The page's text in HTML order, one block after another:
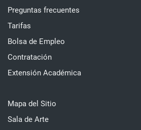
Preguntas frecuentes
Tarifas
Bolsa de Empleo
Contratación
Extensión Académica
Mapa del Sitio
Sala de Arte